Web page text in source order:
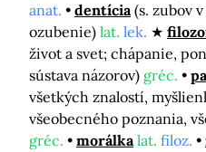
anat.
dentícia (s. zubov
ozubenie) lat. lek.
život a svet; chápanie,
sústava názorov) gréc.
všetkých znalostí,
všeobecného poznania,
gréc.
morálka lat. filoz.